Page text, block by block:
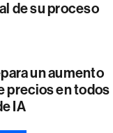
de su proceso
un aumento
precios en todos
IA